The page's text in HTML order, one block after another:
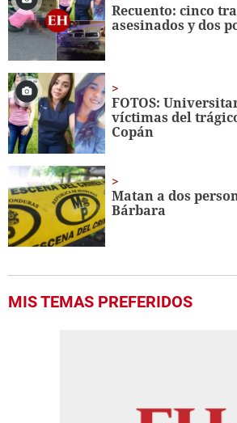
Recuento: cinco
asesinados y dos
FOTOS:
víctimas del
Copán
Matan a dos
Bárbara
MIS TEMAS PREFERIDOS